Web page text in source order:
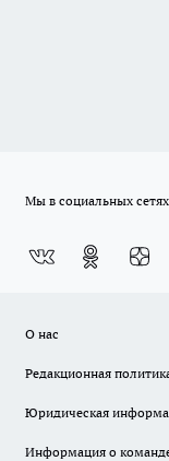
Мы в социальных сетях
О нас
Редакционная
Юридическая
Информация о